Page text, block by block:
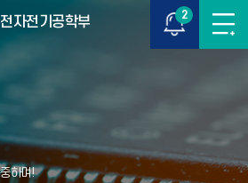
전자전기공학부 2